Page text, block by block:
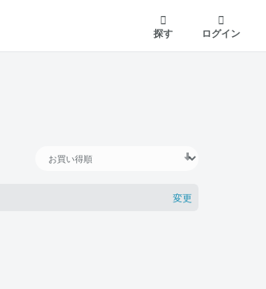
探す
ログイン
変更